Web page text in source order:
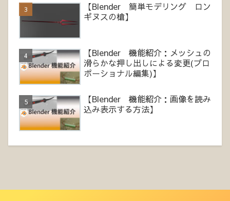
【Blender 簡単モデリング ロン
ギヌスの槍】
【Blender 機能紹介：メッシュの
滑らかな押し出しによる変更(プロ
ポーショナル編集)】
【Blender 機能紹介：画像を読み
込み表示する方法】